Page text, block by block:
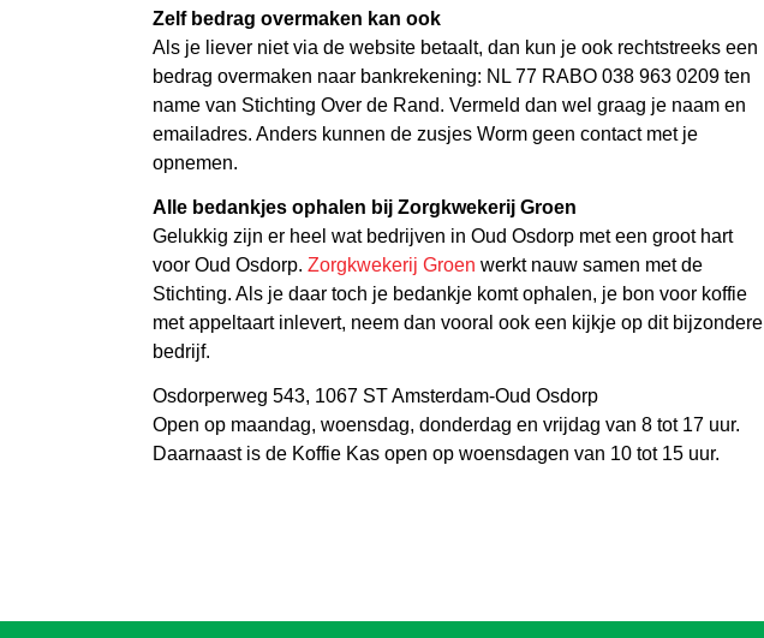
Zelf bedrag overmaken kan ook
Als je liever niet via de website betaalt, dan kun je ook rechtstreeks een
bedrag overmaken naar bankrekening: NL 77 RABO 038 963 0209 ten
name van Stichting Over de Rand. Vermeld dan wel graag je naam en
emailadres. Anders kunnen de zusjes Worm geen contact met je
opnemen.
Alle bedankjes ophalen bij Zorgkwekerij Groen
Gelukkig zijn er heel wat bedrijven in Oud Osdorp met een groot hart
voor Oud Osdorp. Zorgkwekerij Groen werkt nauw samen met de
Stichting. Als je daar toch je bedankje komt ophalen, je bon voor koffie
met appeltaart inlevert, neem dan vooral ook een kijkje op dit bijzondere
bedrijf.
Osdorperweg 543, 1067 ST Amsterdam-Oud Osdorp
Open op maandag, woensdag, donderdag en vrijdag van 8 tot 17 uur.
Daarnaast is de Koffie Kas open op woensdagen van 10 tot 15 uur.